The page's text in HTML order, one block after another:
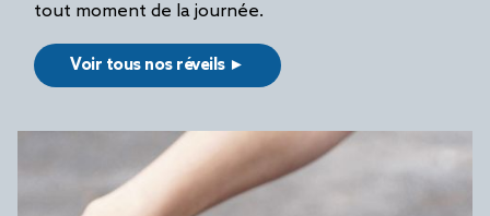
tout moment de la journée.
Voir tous nos réveils ►